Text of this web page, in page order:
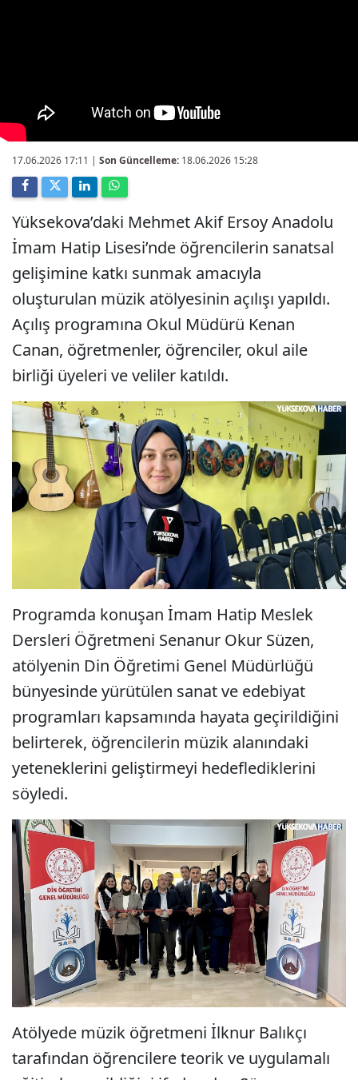
17.06.2026 17:11 | Son Güncelleme: 18.06.2026 15:28
Yüksekova’daki Mehmet Akif Ersoy Anadolu
İmam Hatip Lisesi’nde öğrencilerin sanatsal
gelişimine katkı sunmak amacıyla
oluşturulan müzik atölyesinin açılışı yapıldı.
Açılış programına Okul Müdürü Kenan
Canan, öğretmenler, öğrenciler, okul aile
birliği üyeleri ve veliler katıldı.
Programda konuşan İmam Hatip Meslek
Dersleri Öğretmeni Senanur Okur Süzen,
atölyenin Din Öğretimi Genel Müdürlüğü
bünyesinde yürütülen sanat ve edebiyat
programları kapsamında hayata geçirildiğini
belirterek, öğrencilerin müzik alanındaki
yeteneklerini geliştirmeyi hedeflediklerini
söyledi.
Atölyede müzik öğretmeni İlknur Balıkçı
tarafından öğrencilere teorik ve uygulamalı